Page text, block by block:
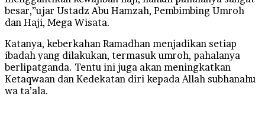
besar,”ujar Ustadz Abu Hamzah, Pembimbing Umroh
dan Haji, Mega Wisata.
Katanya, keberkahan Ramadhan menjadikan setiap
ibadah yang dilakukan, termasuk umroh, pahalanya
berlipatganda. Tentu ini juga akan meningkatkan
Ketaqwaan dan Kedekatan diri kepada Allah subhanahu
wa ta’ala.